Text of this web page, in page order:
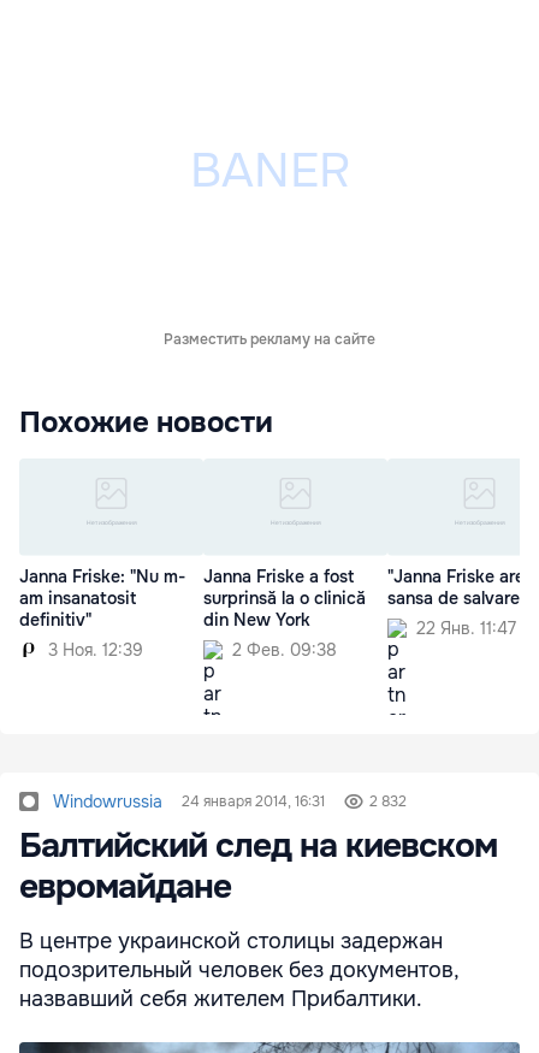
Разместить рекламу на сайте
Похожие новости
Janna Friske: "Nu m-
am insanatosit
definitiv"
3 Ноя. 12:39
Janna Friske a fost
surprinsă la o clinică
din New York
2 Фев. 09:38
"Janna Friske are o
sansa de salvare"
22 Янв. 11:47
Windowrussia 24 января 2014, 16:31 2 832
Балтийский след на киевском
евромайдане
В центре украинской столицы задержан
подозрительный человек без документов,
назвавший себя жителем Прибалтики.